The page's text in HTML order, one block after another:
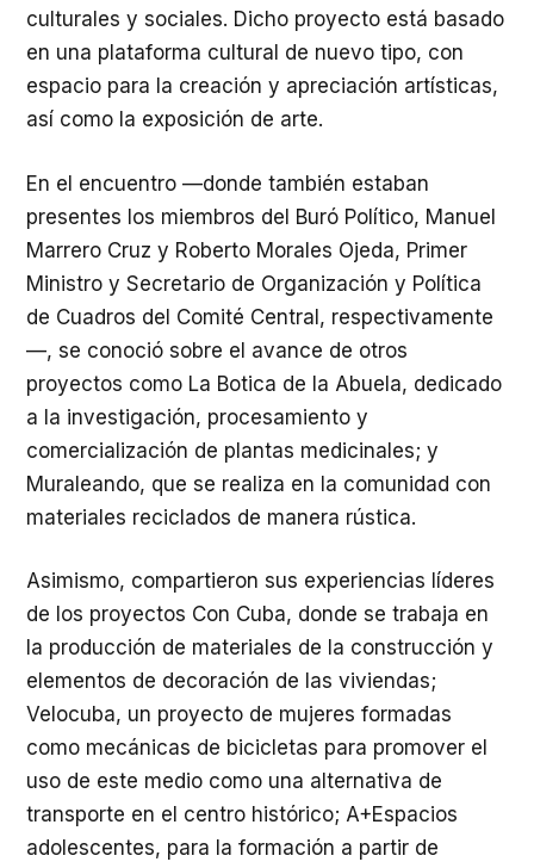
culturales y sociales. Dicho proyecto está basado
en una plataforma cultural de nuevo tipo, con
espacio para la creación y apreciación artísticas,
así como la exposición de arte.
En el encuentro —donde también estaban
presentes los miembros del Buró Político, Manuel
Marrero Cruz y Roberto Morales Ojeda, Primer
Ministro y Secretario de Organización y Política
de Cuadros del Comité Central, respectivamente
—, se conoció sobre el avance de otros
proyectos como La Botica de la Abuela, dedicado
a la investigación, procesamiento y
comercialización de plantas medicinales; y
Muraleando, que se realiza en la comunidad con
materiales reciclados de manera rústica.
Asimismo, compartieron sus experiencias líderes
de los proyectos Con Cuba, donde se trabaja en
la producción de materiales de la construcción y
elementos de decoración de las viviendas;
Velocuba, un proyecto de mujeres formadas
como mecánicas de bicicletas para promover el
uso de este medio como una alternativa de
transporte en el centro histórico; A+Espacios
adolescentes, para la formación a partir de